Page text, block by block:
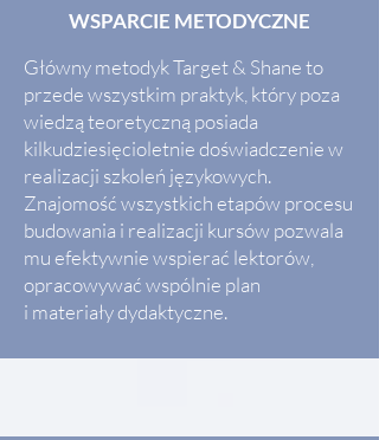
WSPARCIE METODYCZNE
Główny metodyk Target & Shane to
przede wszystkim praktyk, który poza
wiedzą teoretyczną posiada
kilkudziesięcioletnie doświadczenie w
realizacji szkoleń językowych.
Znajomość wszystkich etapów procesu
budowania i realizacji kursów pozwala
mu efektywnie wspierać lektorów,
opracowywać wspólnie plan
i materiały dydaktyczne.